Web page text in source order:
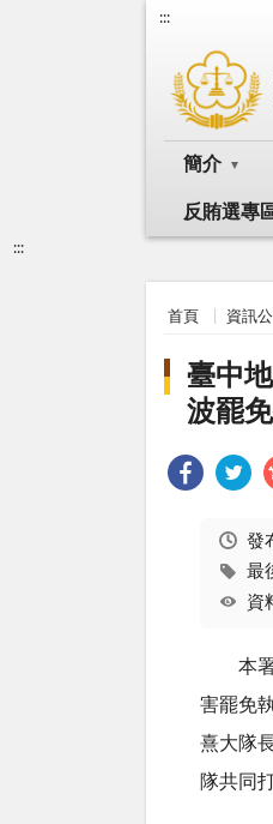
:::
簡介
反賄選專
:::
首頁 資訊
臺中
波罷
發
最
資
本署為
害罷免
熹大隊
隊共同